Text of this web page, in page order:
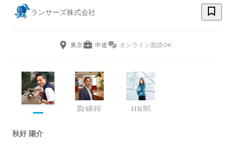
ランサーズ株式会社
東京 中途 オンライン面談OK
取締役 HR部
秋好 陽介